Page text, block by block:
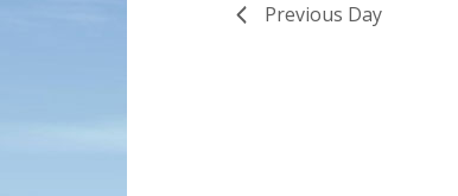
Previous Day